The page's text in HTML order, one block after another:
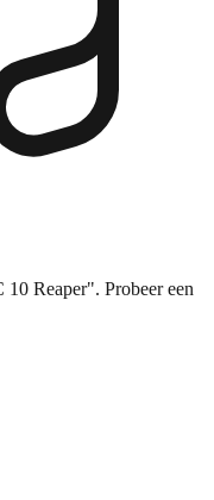
Reaper". Probeer een